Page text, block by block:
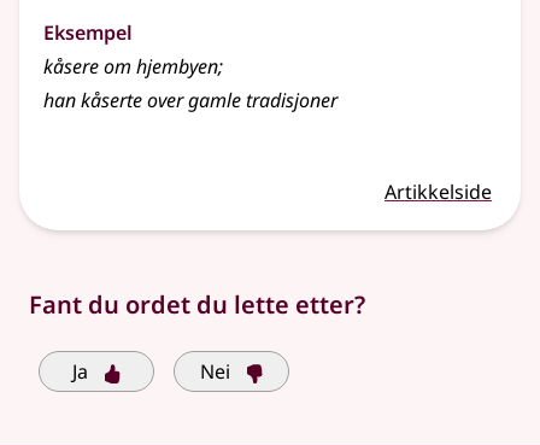
Eksempel
kåsereom hjembyen;
han kåserte over gamle tradisjoner
Artikkelside
Fant du ordet du lette etter?
Ja Nei